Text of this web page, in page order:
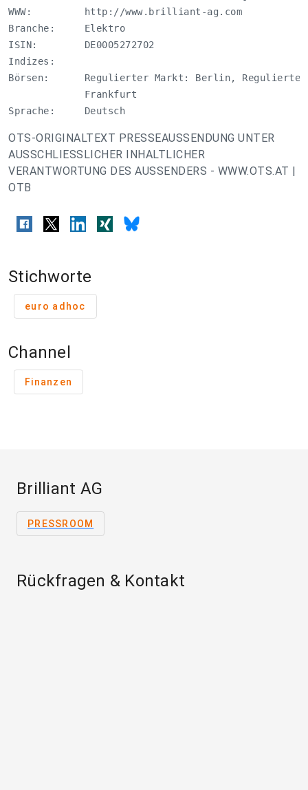
WWW:         http://www.brilliant-ag.com
Branche:     Elektro
ISIN:        DE0005272702
Indizes:
Börsen:      Regulierter Markt: Berlin, Regulierter
             Frankfurt
Sprache:     Deutsch
OTS-ORIGINALTEXT PRESSEAUSSENDUNG UNTER
AUSSCHLIESSLICHER INHALTLICHER
VERANTWORTUNG DES AUSSENDERS - WWW.OTS.AT |
OTB
Stichworte
euro adhoc
Channel
Finanzen
Brilliant AG
PRESSROOM
Rückfragen & Kontakt